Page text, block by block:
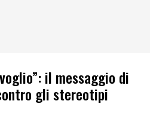
il messaggio di
gli stereotipi